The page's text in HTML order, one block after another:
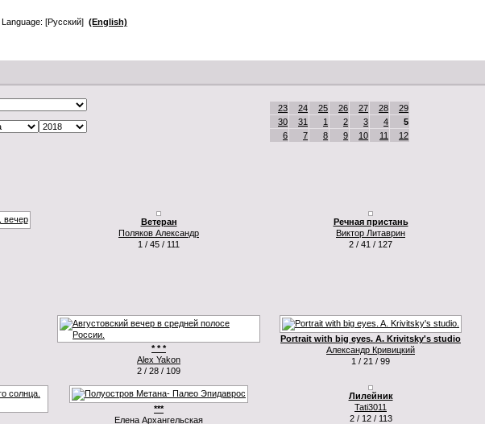
Language: [Русский] (English)
23 24 25 26 27 28
29
30
31 1 2 3 4
5
6
7 8 9 10 11 12
Ветеран
Поляков Александр
1 / 45 / 111
Речная пристань
Виктор Литаврин
2 / 41 / 127
* * *
Alex Yakon
2 / 28 / 109
Portrait with big eyes. A. Krivitsky's studio
Александр Кривицкий
1 / 21 / 99
***
Елена Архангельская
Лилейник
Tati3011
2 / 12 / 113